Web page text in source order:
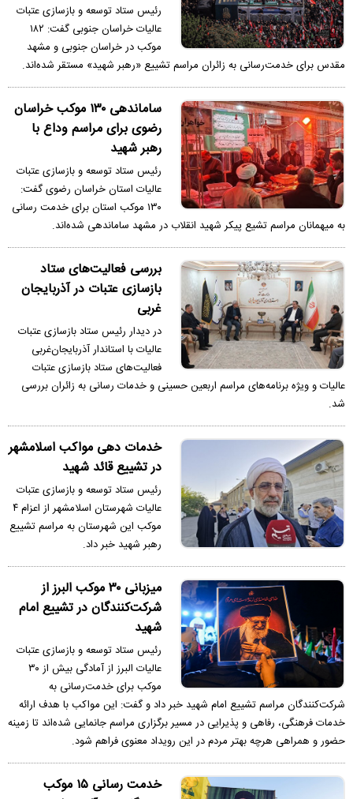
رئیس ستاد توسعه و بازسازی عتبات
عالیات خراسان جنوبی گفت: ۱۸۲
موکب در خراسان جنوبی و مشهد
مقدس برای خدمت‌رسانی به زائران مراسم تشییع «رهبر شهید» مستقر شده‌اند.
ساماندهی ۱۳۰ موکب خراسان
رضوی برای مراسم وداع با
رهبر شهید
رئیس ستاد توسعه و بازسازی عتبات
عالیات استان خراسان رضوی گفت:
۱۳۰ موکب استان برای خدمت رسانی
به میهمانان مراسم تشیع پیکر شهید انقلاب در مشهد ساماندهی شده‌اند.
بررسی فعالیت‌های ستاد
بازسازی عتبات در آذربایجان
غربی
در دیدار رئیس ستاد بازسازی عتبات
عالیات با استاندار آذربایجان‌غربی
فعالیت‌های ستاد بازسازی عتبات
عالیات و ویژه برنامه‌های مراسم اربعین حسینی و خدمات رسانی به زائران بررسی
شد.
خدمات دهی مواکب اسلامشهر
در تشییع قائد شهید
رئیس ستاد توسعه و بازسازی عتبات
عالیات شهرستان اسلامشهر از اعزام ۴
موکب این شهرستان به مراسم تشییع
رهبر شهید خبر داد.
میزبانی ۳۰ موکب البرز از
شرکت‌کنندگان در تشییع امام
شهید
رئیس ستاد توسعه و بازسازی عتبات
عالیات البرز از آمادگی بیش از ۳۰
موکب برای خدمت‌رسانی به
شرکت‌کنندگان مراسم تشییع امام شهید خبر داد و گفت: این مواکب با هدف ارائه
خدمات فرهنگی، رفاهی و پذیرایی در مسیر برگزاری مراسم جانمایی شده‌اند تا زمینه
حضور و همراهی هرچه بهتر مردم در این رویداد معنوی فراهم شود.
خدمت رسانی ۱۵ موکب